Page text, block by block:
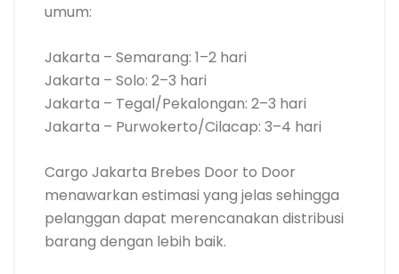
umum:
Jakarta – Semarang: 1–2 hari
Jakarta – Solo: 2–3 hari
Jakarta – Tegal/Pekalongan: 2–3 hari
Jakarta – Purwokerto/Cilacap: 3–4 hari
Cargo Jakarta Brebes Door to Door
menawarkan estimasi yang jelas sehingga
pelanggan dapat merencanakan distribusi
barang dengan lebih baik.